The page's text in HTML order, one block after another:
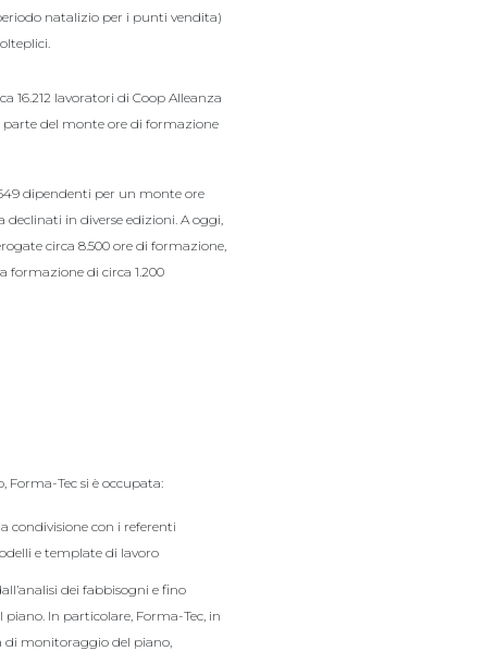
natalizio per i punti vendita)
16.212 lavoratori di Coop Alleanza
parte del monte ore di formazione
dipendenti per un monte ore
declinati in diverse edizioni. A oggi,
circa 8.500 ore di formazione,
formazione di circa 1.200
Forma-Tec si è occupata:
condivisione con i referenti
e template di lavoro
dei fabbisogni e fino
In particolare, Forma-Tec, in
di monitoraggio del piano,